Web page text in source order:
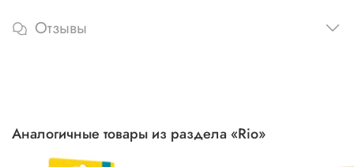
Отзывы
Аналогичные товары из раздела «Rio»